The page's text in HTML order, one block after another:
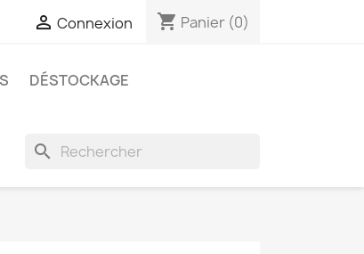
 Connexion shopping_cart Panier (0)
DÉSTOCKAGE
search